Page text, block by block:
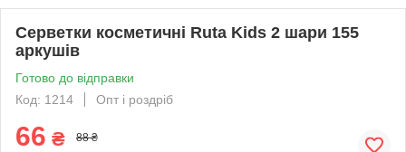
Серветки косметичні Ruta Kids 2 шари 155
аркушів
Готово до відправки
Код: 1214
Опт і роздріб
66 ₴ 88 ₴